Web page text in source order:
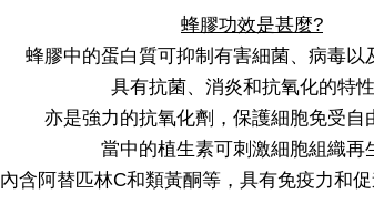
蜂膠功效是甚麼?
蜂膠中的蛋白質可抑制有害細菌、病毒以
具有抗菌、消炎和抗氧化的特性
亦是強力的抗氧化劑，保護細胞免受自
當中的植生素可刺激細胞組織再
內含阿替匹林C和類黃酮等，具有免疫力和促